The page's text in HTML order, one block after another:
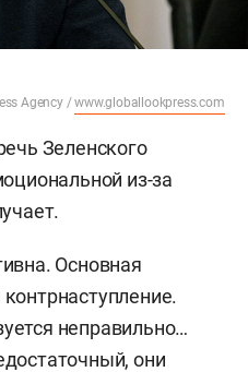
Agency /www.globallookpress.com
Зеленского
из-за
Основная
неправильно…
они